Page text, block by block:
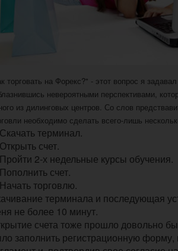
торговать на Форекс?" - этот вопрос я
невероятными перспективами,
из дилинговых центров. Со слов
необходимо сделать всего-лишь
терминал.
счет.
2-х недельные курсы обучения.
счет.
торговлю.
терминала и последующая
не более 10 минут.
счета тоже прошло довольно
заполнить регистрационную форму,